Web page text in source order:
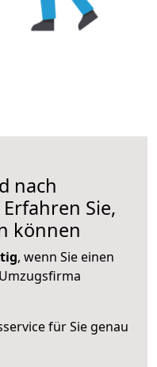
nach
Sie,
können
, wenn Sie einen
für Sie genau